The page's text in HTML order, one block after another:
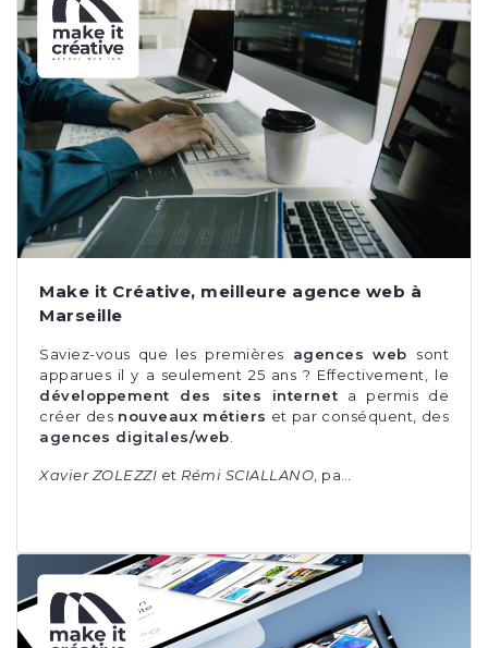
Make it Créative, meilleure agence web à
Marseille
Saviez-vous que les premières agences web sont
apparues il y a seulement 25 ans ? Effectivement, le
développement des sites internet a permis de
créer des nouveaux métiers et par conséquent, des
agences digitales/web
Xavier ZOLEZZI et Rémi SCIALLANO , pa…